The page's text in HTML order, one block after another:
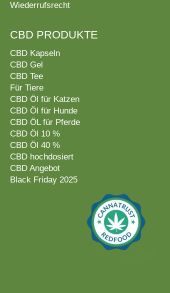
Wiederrufsrecht
CBD PRODUKTE
CBD Kapseln
CBD Gel
CBD Tee
Für Tiere
CBD Öl für Katzen
CBD Öl für Hunde
CBD ÖL für Pferde
CBD Öl 10 %
CBD Öl 40 %
CBD hochdosiert
CBD Angebot
Black Friday 2025